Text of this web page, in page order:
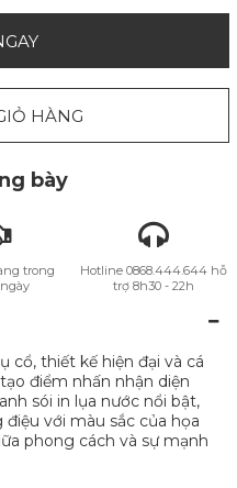
HÀNG
bày
trong
Hotline 0868.444.644 hỗ
trợ 8h30 - 22h
cổ, thiết kế hiện đại và cá
điểm nhấn nhận diện
sói in lụa nước nổi bật,
với màu sắc của họa
phong cách và sự mạnh